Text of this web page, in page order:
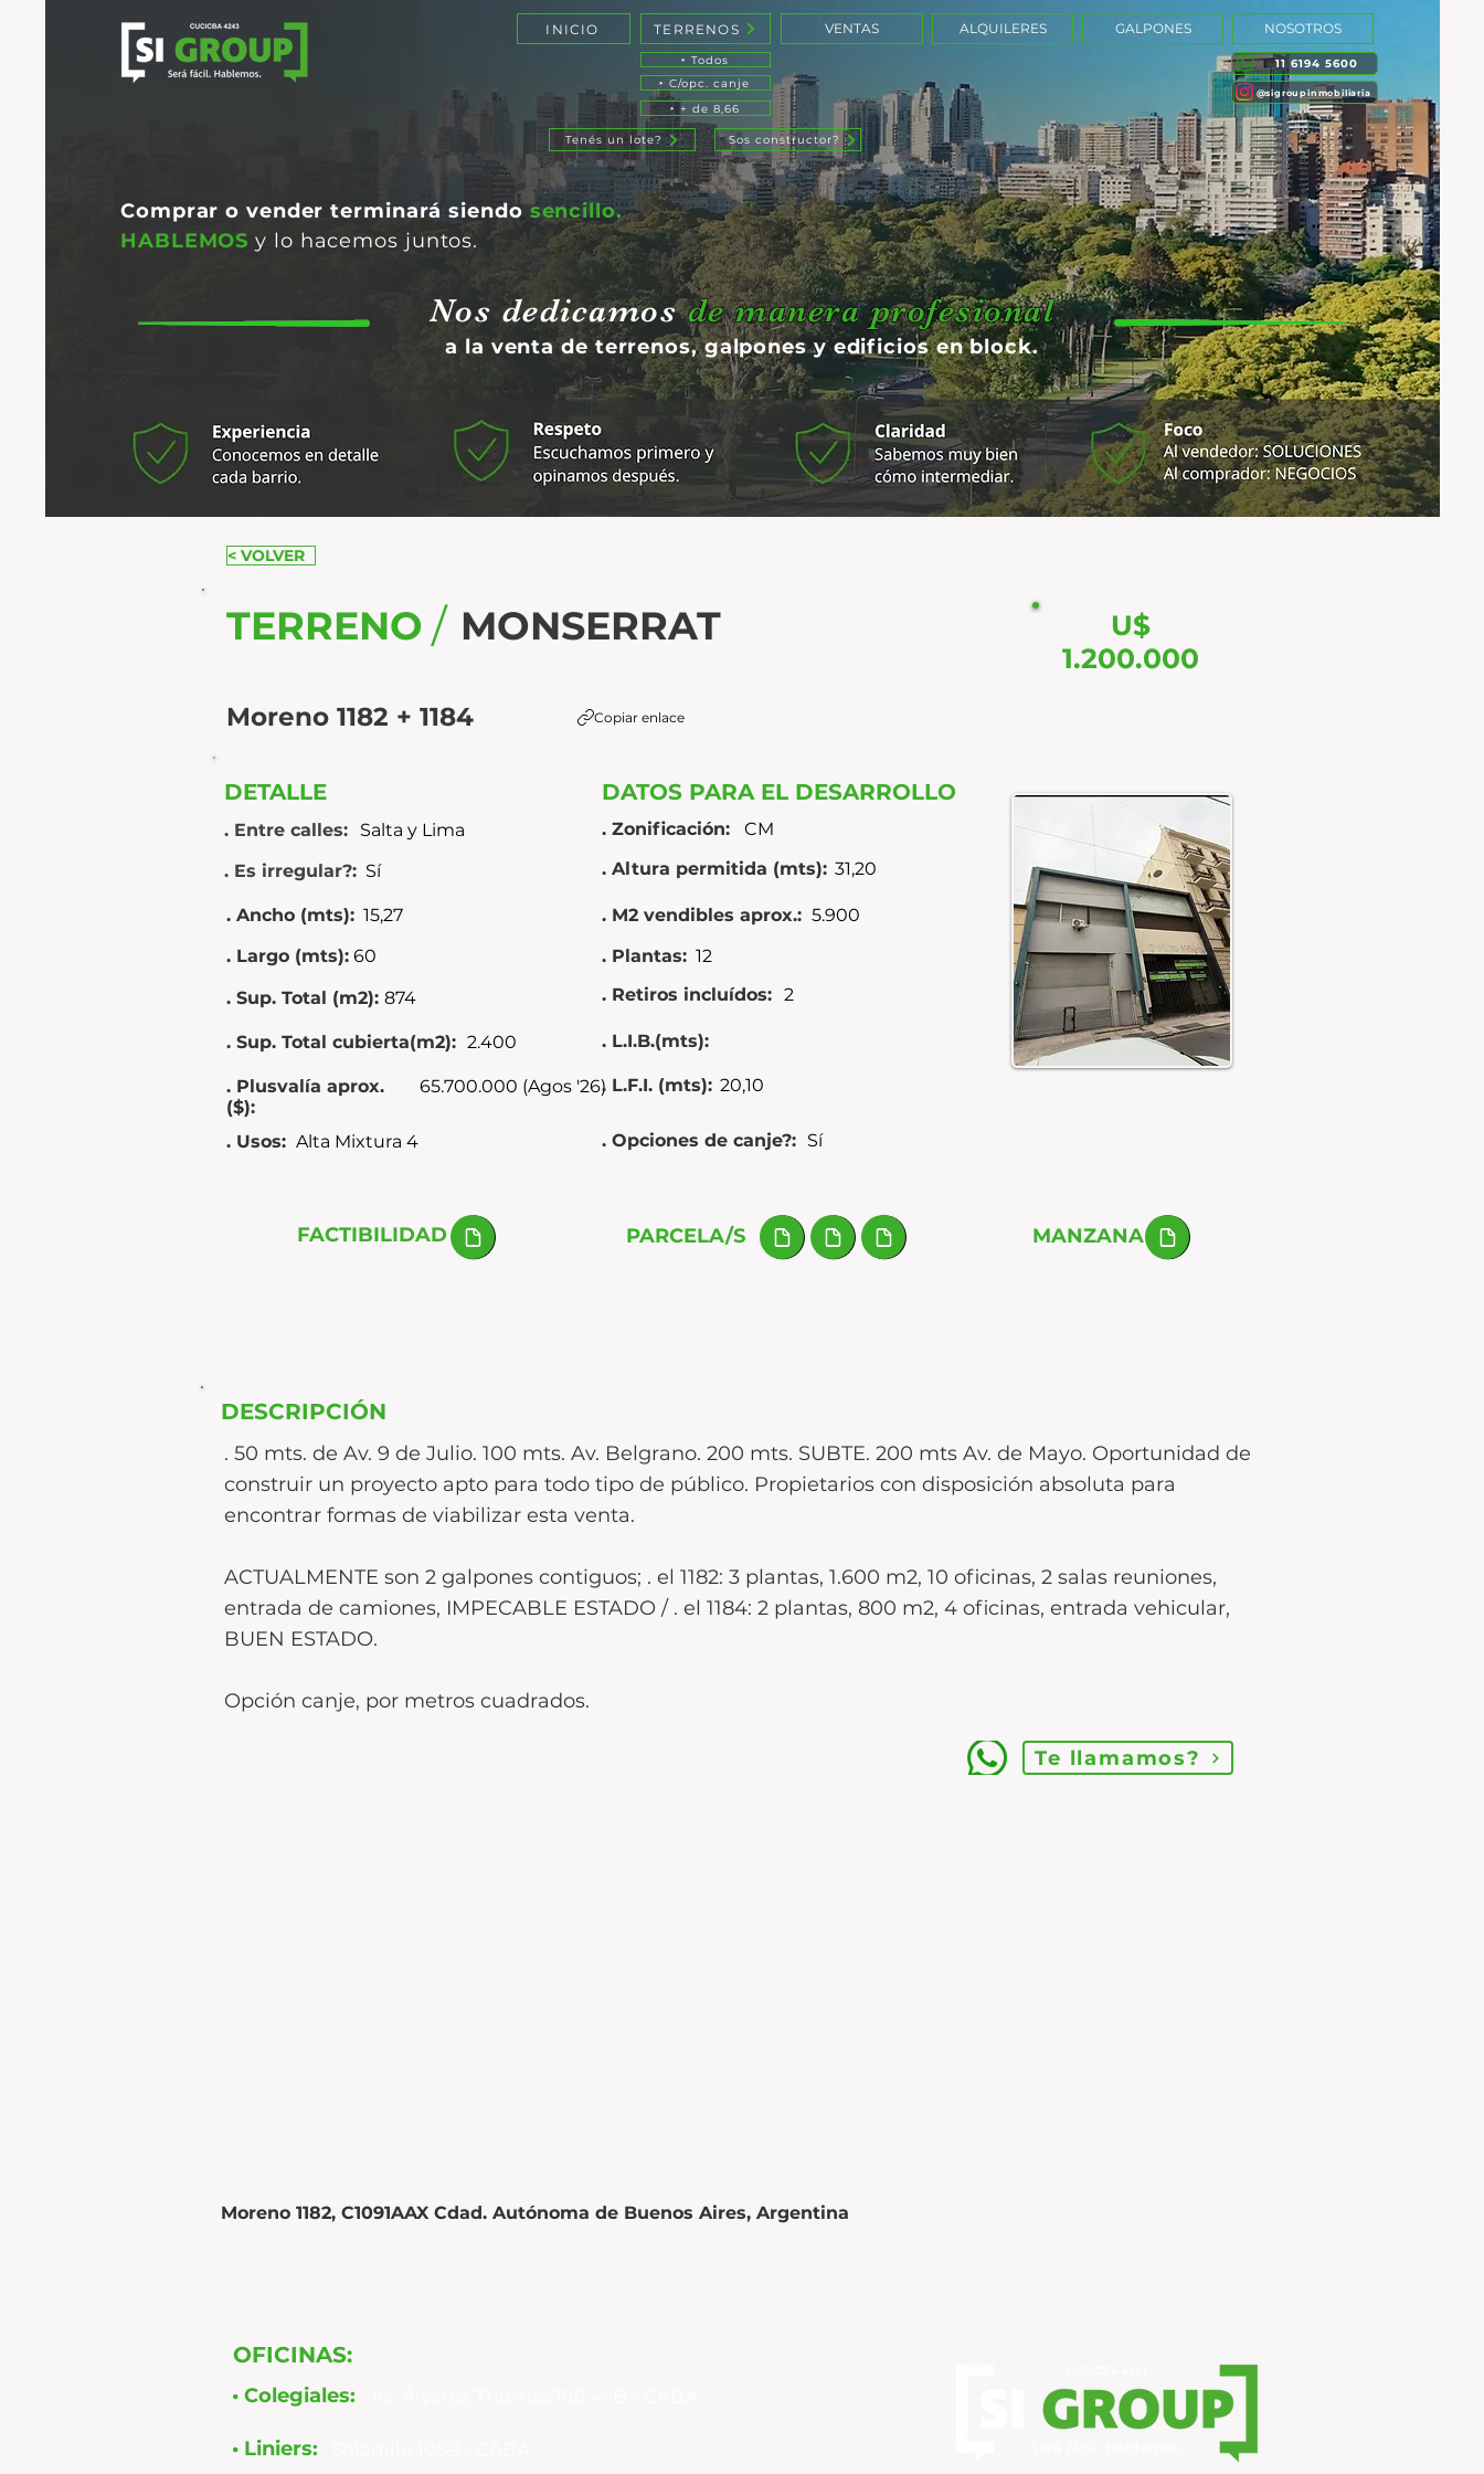
Comprar o vender terminará siendosencillo.
HABLEMOS y lo hacemos juntos.
VENTAS ALQUILERES GALPONES NOSOTROS
TERRENOS
‣ Todos
‣ C/opc. canje
‣ + de 8,66
INICIO
11 6194 5600
@sigroupinmobiliaria
Nos dedicamosde manera profesional
a la venta de terrenos, galpones y edificios en block.
Tenés un lote? Sos constructor?
< VOLVER
TERRENO / MONSERRAT
Copiar enlace
Moreno 1182 + 1184
U$
1.200.000
DETALLE DATOS PARA EL DESARROLLO
. Entre calles: Salta y Lima
. Largo (mts):60
. Ancho (mts): 15,27
. Es irregular?: Sí
. Zonificación:
CM
. Altura permitida (mts): 31,20
. M2 vendibles aprox.: 5.900
. Plantas: 12
. Sup. Total (m2): 874 . Retiros incluídos: 2
. Sup. Total cubierta(m2): 2.400 . L.I.B.(mts):
. Plusvalía aprox.
($):
65.700.000 (Agos '26). L.F.I. (mts): 20,10
. Usos: Alta Mixtura 4 . Opciones de canje?: Sí
FACTIBILIDAD PARCELA/S MANZANA
DESCRIPCIÓN
. 50 mts. de Av. 9 de Julio. 100 mts. Av. Belgrano. 200 mts. SUBTE. 200 mts Av. de Mayo. Oportunidad de
construir un proyecto apto para todo tipo de público. Propietarios con disposición absoluta para
encontrar formas de viabilizar esta venta.
ACTUALMENTE son 2 galpones contiguos; . el 1182: 3 plantas, 1.600 m2, 10 oficinas, 2 salas reuniones,
entrada de camiones, IMPECABLE ESTADO / . el 1184: 2 plantas, 800 m2, 4 oficinas, entrada vehicular,
BUEN ESTADO.
Opción canje, por metros cuadrados.
Te llamamos?
Moreno 1182, C1091AAX Cdad. Autónoma de Buenos Aires, Argentina
OFICINAS:
​• Colegiales:
​• Liniers: